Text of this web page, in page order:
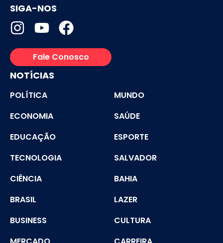
SIGA-NOS
Fale Conosco
NOTÍCIAS
POLÍTICA
MUNDO
ECONOMIA
SAÚDE
EDUCAÇÃO
ESPORTE
TECNOLOGIA
SALVADOR
CIÊNCIA
BAHIA
BRASIL
LAZER
BUSINESS
CULTURA